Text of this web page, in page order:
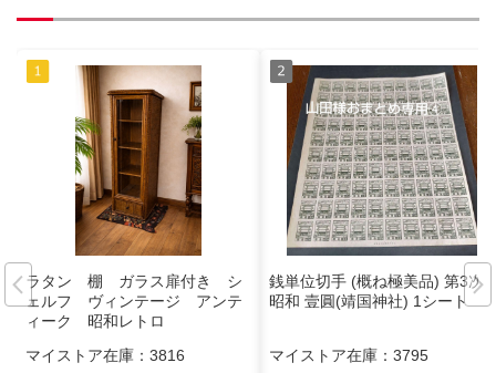
ラタン 棚 ガラス扉付き シ
ェルフ ヴィンテージ アンテ
ィーク 昭和レトロ
マイストア在庫： 3816
銭単位切手 (概ね極美品) 第3次
昭和 壹圓(靖国神社) 1シート
マイストア在庫： 3795